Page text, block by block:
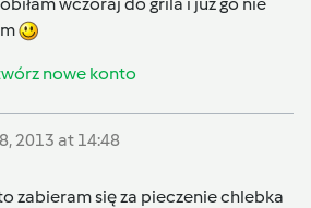
nowe konto
2013 at 14:48
zabieram się za pieczenie chlebka